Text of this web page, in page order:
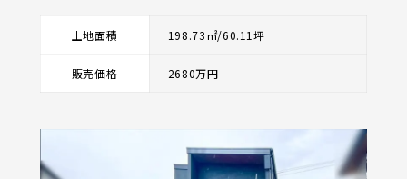
土地面積 198.73㎡/60.11坪
販売価格 2680万円